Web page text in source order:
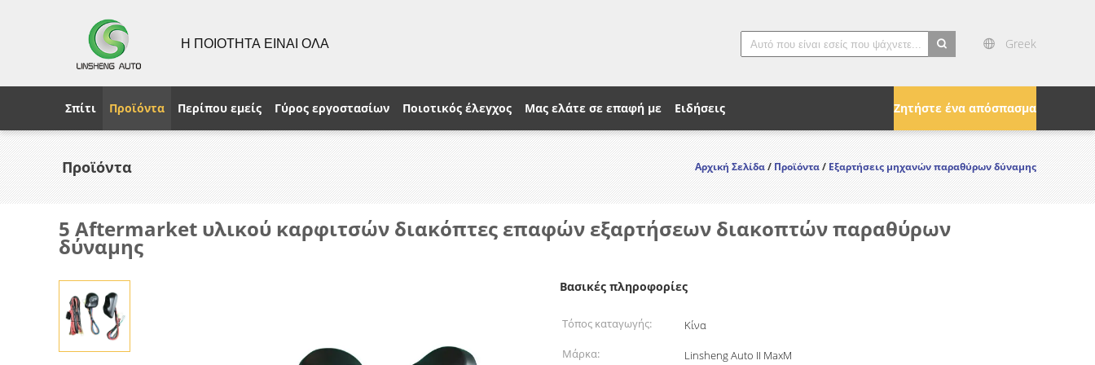
Η ΠΟΙΟΤΗΤΑ ΕΙΝΑΙ ΟΛΑ Greek
Ζητήστε ένα απόσπασμα
Σπίτι Προϊόντα Περίπου εμείς Γύρος εργοστασίων Ποιοτικός έλεγχος Μας ελάτε σε επαφή με Ειδήσεις
Προϊόντα Αρχική Σελίδα/Προϊόντα/Εξαρτήσεις μηχανών παραθύρων δύναμης
5 Aftermarket υλικού καρφιτσών διακόπτες επαφών εξαρτήσεων διακοπτών παραθύρων
δύναμης
Βασικές πληροφορίες
Τόπος καταγωγής:
Κίνα
Μάρκα:
Linsheng Auto II MaxM